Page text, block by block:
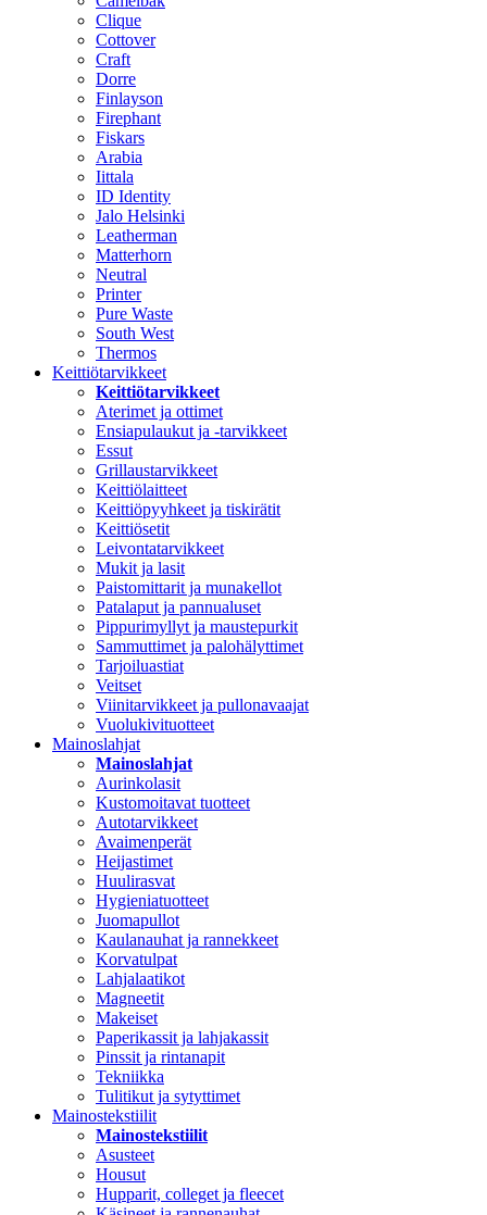
Clique
Cottover
Craft
Dorre
Finlayson
Firephant
Fiskars
Arabia
Iittala
ID Identity
Jalo Helsinki
Leatherman
Matterhorn
Neutral
Printer
Pure Waste
South West
Thermos
Keittiötarvikkeet
Keittiötarvikkeet
Aterimet ja ottimet
Ensiapulaukut ja -tarvikkeet
Essut
Grillaustarvikkeet
Keittiölaitteet
Keittiöpyyhkeet ja tiskirätit
Keittiösetit
Leivontatarvikkeet
Mukit ja lasit
Paistomittarit ja munakellot
Patalaput ja pannualuset
Pippurimyllyt ja maustepurkit
Sammuttimet ja palohälyttimet
Tarjoiluastiat
Veitset
Viinitarvikkeet ja pullonavaajat
Vuolukivituotteet
Mainoslahjat
Mainoslahjat
Aurinkolasit
Kustomoitavat tuotteet
Autotarvikkeet
Avaimenperät
Heijastimet
Huulirasvat
Hygieniatuotteet
Juomapullot
Kaulanauhat ja rannekkeet
Korvatulpat
Lahjalaatikot
Magneetit
Makeiset
Paperikassit ja lahjakassit
Pinssit ja rintanapit
Tekniikka
Tulitikut ja sytyttimet
Mainostekstiilit
Mainostekstiilit
Asusteet
Housut
Hupparit, colleget ja fleecet